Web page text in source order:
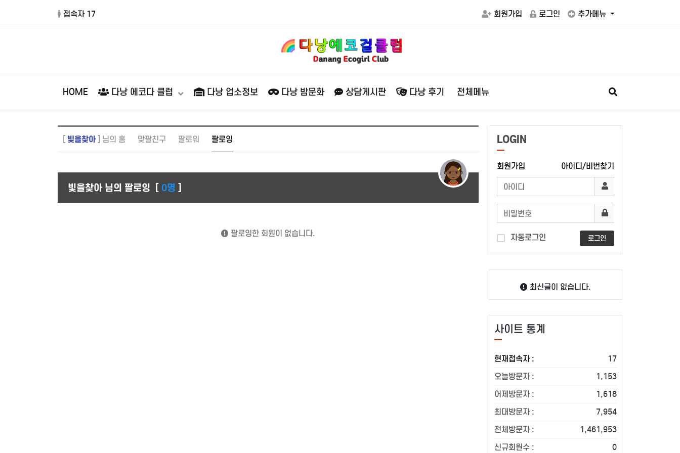
접속자 17 회원가입 로그인 추가메뉴
HOME 다낭 에코다 클럽 다낭 업소정보 다낭 밤문화 상담게시판 다낭 후기 전체메뉴
[ 빛을찾아] 님의 홈 맞팔친구 팔로워 팔로잉
빛을찾아 님의 팔로잉 [ 0명 ]
팔로잉한 회원이 없습니다.
LOGIN
회원가입 아이디/비번찾기
자동로그인 로그인
최신글이 없습니다.
사이트 통계
현재접속자 :
17
오늘방문자 :
1,153
어제방문자 :
1,618
최대방문자 :
7,954
전체방문자 :
1,461,953
신규회원수 :
0